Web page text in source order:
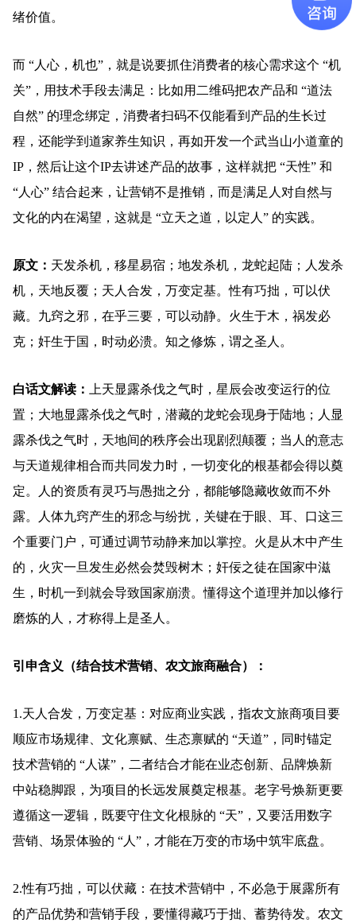
绪价值。
而 “人心，机也”，就是说要抓住消费者的核心需求这个 “机
关”，用技术手段去满足：比如用二维码把农产品和 “道法
自然” 的理念绑定，消费者扫码不仅能看到产品的生长过
程，还能学到道家养生知识，再如开发一个武当山小道童的
IP，然后让这个IP去讲述产品的故事，这样就把 “天性” 和
“人心” 结合起来，让营销不是推销，而是满足人对自然与
文化的内在渴望，这就是 “立天之道，以定人” 的实践。
原文： 天发杀机，移星易宿；地发杀机，龙蛇起陆；人发杀
机，天地反覆；天人合发，万变定基。性有巧拙，可以伏
藏。九窍之邪，在乎三要，可以动静。火生于木，祸发必
克；奸生于国，时动必溃。知之修炼，谓之圣人。
白话文解读：
上天显露杀伐之气时，星辰会改变运行的位
置；大地显露杀伐之气时，潜藏的龙蛇会现身于陆地；人显
露杀伐之气时，天地间的秩序会出现剧烈颠覆；当人的意志
与天道规律相合而共同发力时，一切变化的根基都会得以奠
定。人的资质有灵巧与愚拙之分，都能够隐藏收敛而不外
露。人体九窍产生的邪念与纷扰，关键在于眼、耳、口这三
个重要门户，可通过调节动静来加以掌控。火是从木中产生
的，火灾一旦发生必然会焚毁树木；奸佞之徒在国家中滋
生，时机一到就会导致国家崩溃。懂得这个道理并加以修行
磨炼的人，才称得上是圣人。
引申含义（结合技术营销、农文旅商融合）：
1.天人合发，万变定基：对应商业实践，指农文旅商项目要
顺应市场规律、文化禀赋、生态禀赋的 “天道”，同时锚定
技术营销的 “人谋”，二者结合才能在业态创新、品牌焕新
中站稳脚跟，为项目的长远发展奠定根基。老字号焕新更要
遵循这一逻辑，既要守住文化根脉的 “天”，又要活用数字
营销、场景体验的 “人”，才能在万变的市场中筑牢底盘。
2.性有巧拙，可以伏藏：在技术营销中，不必急于展露所有
的产品优势和营销手段，要懂得藏巧于拙、蓄势待发。农文